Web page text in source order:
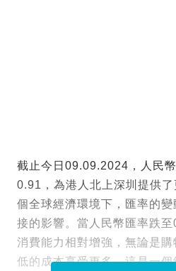
截止今日09.09.2024，人民
0.91，為港人北上深圳提供
個全球經濟環境下，匯率的
接的影響。當人民幣匯率跌
消費能力相對增強，無論是
低的成本享受更多。這是一